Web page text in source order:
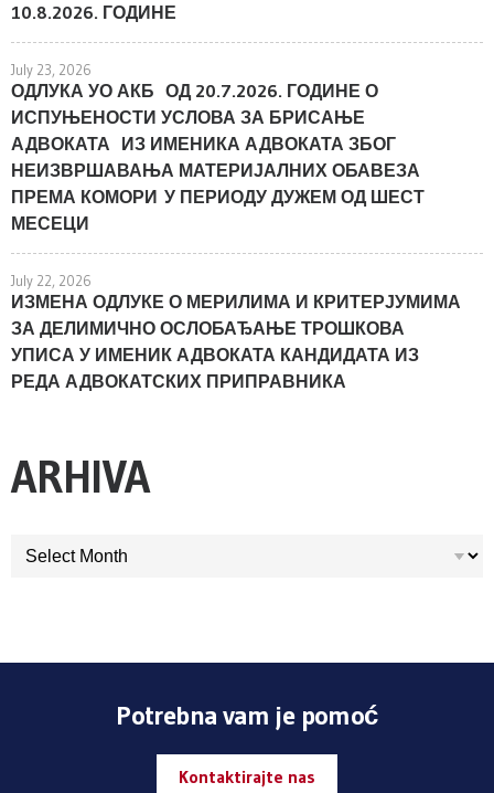
10.8.2026. ГОДИНЕ
July 23, 2026
ОДЛУКА УО АКБ ОД 20.7.2026. ГОДИНЕ О
ИСПУЊЕНОСТИ УСЛОВА ЗА БРИСАЊЕ
АДВОКАТА ИЗ ИМЕНИКА АДВОКАТА ЗБОГ
НЕИЗВРШАВАЊА МАТЕРИЈАЛНИХ ОБАВЕЗА
ПРЕМА КОМОРИ У ПЕРИОДУ ДУЖЕМ ОД ШЕСТ
МЕСЕЦИ
July 22, 2026
ИЗМЕНА ОДЛУКЕ О МЕРИЛИМА И КРИТЕРЈУМИМА
ЗА ДЕЛИМИЧНО ОСЛОБАЂАЊЕ ТРОШКОВА
УПИСА У ИМЕНИК АДВОКАТА КАНДИДАТА ИЗ
РЕДА АДВОКАТСКИХ ПРИПРАВНИКА
ARHIVA
ARHIVA
Potrebna vam je pomoć
Kontaktirajte nas